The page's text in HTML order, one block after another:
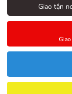
Giao tận